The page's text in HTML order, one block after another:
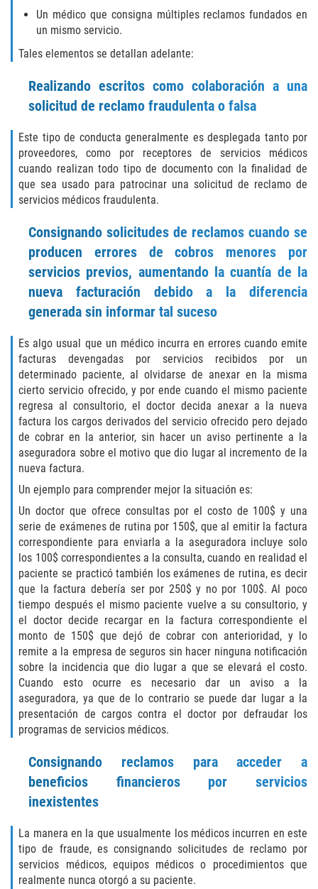
Tutela de los Tribunales
Delitos Sexuales
Actos Lascivos con un Menor
Conducta Lasciva
Copulación Oral Forzada
Exposición Indecente
Merodear para prostituirse
Penetración Sexual Forzada
Pornografía Infantil
Prostitución y Solicitación
DUI
Audiencia Administrativa del DMV
Conducción Imprudente sin Presencia
de Alcohol
Cuarta Ofensa de DUI
DUID
DUI Causando Lesiones
DUI en Menores de Edad
DUI Con Pasajeros Menores de 14
años
Leyes de DUI en el Estado de
California
Tercera Ofensa de DUI
Delitos Violentos
Un médico que consigna múltiples reclamos fundados en
un mismo servicio.
Tales elementos se detallan adelante:
Realizando escritos como colaboración a una
solicitud de reclamo fraudulenta o falsa
Este tipo de conducta generalmente es desplegada tanto por
proveedores, como por receptores de servicios médicos
cuando realizan todo tipo de documento con la finalidad de
que sea usado para patrocinar una solicitud de reclamo de
servicios médicos fraudulenta.
Consignando solicitudes de reclamos cuando se
producen errores de cobros menores por
servicios previos, aumentando la cuantía de la
nueva facturación debido a la diferencia
generada sin informar tal suceso
Es algo usual que un médico incurra en errores cuando emite
facturas devengadas por servicios recibidos por un
determinado paciente, al olvidarse de anexar en la misma
cierto servicio ofrecido, y por ende cuando el mismo paciente
regresa al consultorio, el doctor decida anexar a la nueva
factura los cargos derivados del servicio ofrecido pero dejado
de cobrar en la anterior, sin hacer un aviso pertinente a la
aseguradora sobre el motivo que dio lugar al incremento de la
nueva factura.
Un ejemplo para comprender mejor la situación es:
Un doctor que ofrece consultas por el costo de 100$ y una
serie de exámenes de rutina por 150$, que al emitir la factura
correspondiente para enviarla a la aseguradora incluye solo
los 100$ correspondientes a la consulta, cuando en realidad el
paciente se practicó también los exámenes de rutina, es decir
que la factura debería ser por 250$ y no por 100$. Al poco
tiempo después el mismo paciente vuelve a su consultorio, y
el doctor decide recargar en la factura correspondiente el
monto de 150$ que dejó de cobrar con anterioridad, y lo
remite a la empresa de seguros sin hacer ninguna notificación
sobre la incidencia que dio lugar a que se elevará el costo.
Cuando esto ocurre es necesario dar un aviso a la
aseguradora, ya que de lo contrario se puede dar lugar a la
presentación de cargos contra el doctor por defraudar los
programas de servicios médicos.
Consignando reclamos para acceder a
beneficios financieros por servicios
inexistentes
La manera en la que usualmente los médicos incurren en este
tipo de fraude, es consignando solicitudes de reclamo por
servicios médicos, equipos médicos o procedimientos que
realmente nunca otorgó a su paciente.